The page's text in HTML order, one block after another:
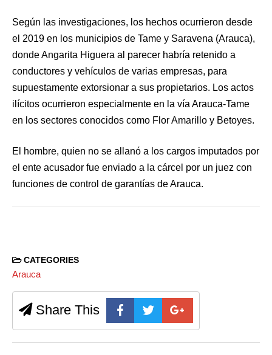
Según las investigaciones, los hechos ocurrieron desde
el 2019 en los municipios de Tame y Saravena (Arauca),
donde Angarita Higuera al parecer habría retenido a
conductores y vehículos de varias empresas, para
supuestamente extorsionar a sus propietarios. Los actos
ilícitos ocurrieron especialmente en la vía Arauca-Tame
en los sectores conocidos como Flor Amarillo y Betoyes.
El hombre, quien no se allanó a los cargos imputados por
el ente acusador fue enviado a la cárcel por un juez con
funciones de control de garantías de Arauca.
CATEGORIES
Arauca
Share This